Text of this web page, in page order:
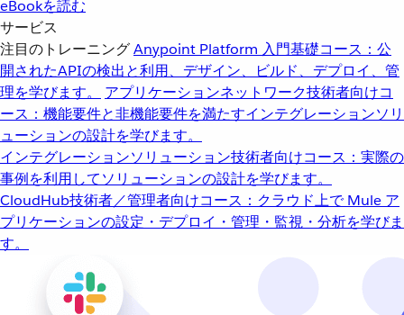
eBookを読む
サービス
注目のトレーニングAnypoint Platform 入門基礎コース：公
開されたAPIの検出と利用、デザイン、ビルド、デプロイ、管
理を学びます。
アプリケーションネットワーク技術者向けコ
ース：機能要件と非機能要件を満たすインテグレーションソリ
ューションの設計を学びます。
インテグレーションソリューション技術者向けコース：実際の
事例を利用してソリューションの設計を学びます。
CloudHub技術者／管理者向けコース：クラウド上で Mule ア
プリケーションの設定・デプロイ・管理・監視・分析を学びま
す。